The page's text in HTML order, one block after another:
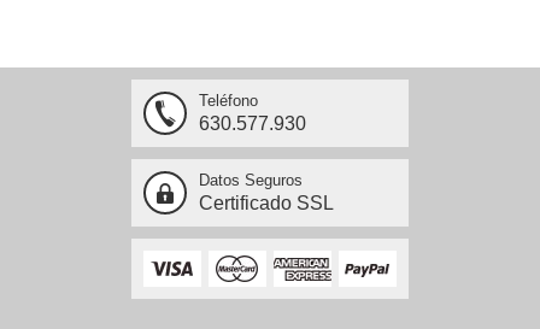
Teléfono
630.577.930
Datos Seguros
Certificado SSL